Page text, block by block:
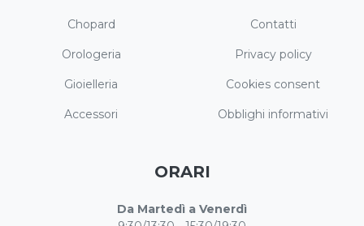
Chopard
Orologeria
Gioielleria
Accessori
Contatti
Privacy policy
Cookies consent
Obblighi informativi
ORARI
Da Martedì a Venerdì